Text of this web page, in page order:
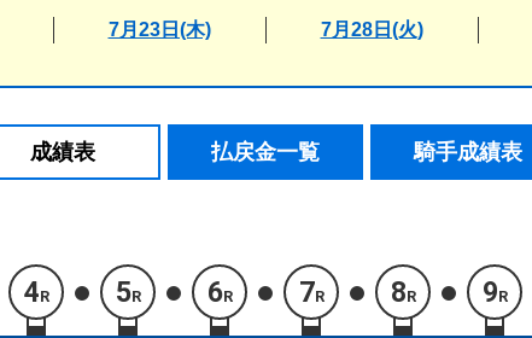
7月23日(木) 7月28日(火)
成績表 払戻金一覧 騎手成績表
4R 5R 6R 7R 8R 9R